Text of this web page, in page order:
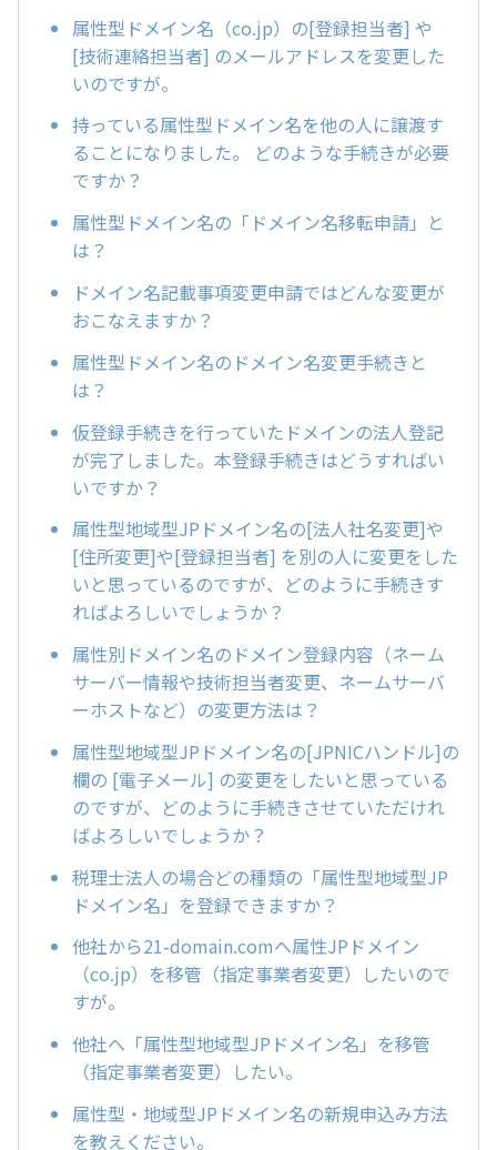
属性型ドメイン名（co.jp）の[登録担当者] や
[技術連絡担当者] のメールアドレスを変更した
いのですが。
持っている属性型ドメイン名を他の人に譲渡す
ることになりました。 どのような手続きが必要
ですか？
属性型ドメイン名の「ドメイン名移転申請」と
は？
ドメイン名記載事項変更申請ではどんな変更が
おこなえますか？
属性型ドメイン名のドメイン名変更手続きと
は？
仮登録手続きを行っていたドメインの法人登記
が完了しました。本登録手続きはどうすればい
いですか？
属性型地域型JPドメイン名の[法人社名変更]や
[住所変更]や[登録担当者] を別の人に変更をした
いと思っているのですが、どのように手続きす
ればよろしいでしょうか？
属性別ドメイン名のドメイン登録内容（ネーム
サーバー情報や技術担当者変更、ネームサーバ
ーホストなど）の変更方法は？
属性型地域型JPドメイン名の[JPNICハンドル]の
欄の [電子メール] の変更をしたいと思っている
のですが、どのように手続きさせていただけれ
ばよろしいでしょうか？
税理士法人の場合どの種類の「属性型地域型JP
ドメイン名」を登録できますか？
他社から21-domain.comへ属性JPドメイン
（co.jp）を移管（指定事業者変更）したいので
すが。
他社へ「属性型地域型JPドメイン名」を移管
（指定事業者変更）したい。
属性型・地域型JPドメイン名の新規申込み方法
を教えください。